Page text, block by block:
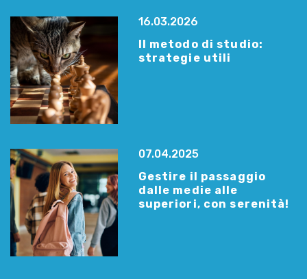
16.03.2026
Il metodo di studio:
strategie utili
07.04.2025
Gestire il passaggio
dalle medie alle
superiori, con serenità!